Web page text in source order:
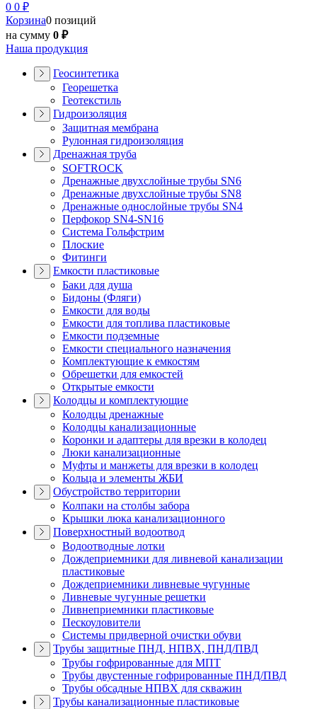
0 0 ₽
Корзина0 позиций
на сумму 0 ₽
Наша продукция
Геосинтетика
Георешетка
Геотекстиль
Гидроизоляция
Защитная мембрана
Рулонная гидроизоляция
Дренажная труба
SOFTROCK
Дренажные двухслойные трубы SN6
Дренажные двухслойные трубы SN8
Дренажные однослойные трубы SN4
Перфокор SN4-SN16
Система Гольфстрим
Плоские
Фитинги
Емкости пластиковые
Баки для душа
Бидоны (Фляги)
Емкости для воды
Емкости для топлива пластиковые
Емкости подземные
Емкости специального назначения
Комплектующие к емкостям
Обрешетки для емкостей
Открытые емкости
Колодцы и комплектующие
Колодцы дренажные
Колодцы канализационные
Коронки и адаптеры для врезки в колодец
Люки канализационные
Муфты и манжеты для врезки в колодец
Кольца и элементы ЖБИ
Обустройство территории
Колпаки на столбы забора
Крышки люка канализационного
Поверхностный водоотвод
Водоотводные лотки
Дождеприемники для ливневой канализации
пластиковые
Дождеприемники ливневые чугунные
Ливневые чугунные решетки
Ливнеприемники пластиковые
Пескоуловители
Системы придверной очистки обуви
Трубы защитные ПНД, НПВХ, ПНД/ПВД
Трубы гофрированные для МПТ
Трубы двустенные гофрированные ПНД/ПВД
Трубы обсадные НПВХ для скважин
Трубы канализационные пластиковые